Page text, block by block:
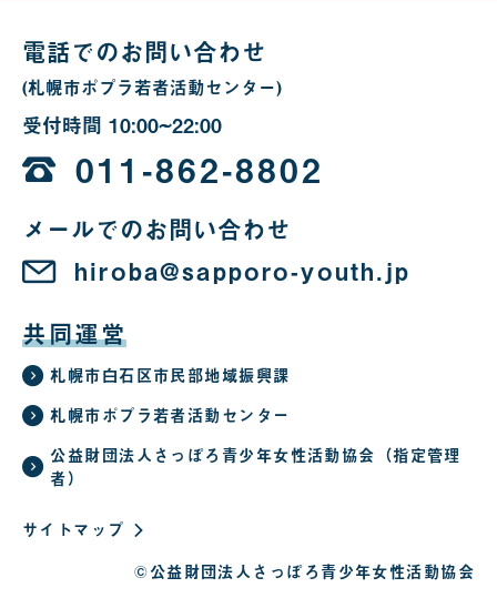
電話でのお問い合わせ
(札幌市ポプラ若者活動センター)
受付時間 10:00~22:00
時
か
ら
22
011-862-8802
メールでのお問い合わせ
hiroba@sapporo-youth.jp
共同運営
札幌市白石区市民部地域振興課
札幌市ポプラ若者活動センター
公益財団法人さっぽろ青少年女性活動協会（指定管理
者）
サイトマップ
©公益財団法人さっぽろ青少年女性活動協会